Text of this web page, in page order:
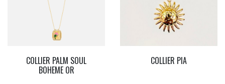
COLLIER PALM SOUL
BOHEME OR
COLLIER PIA